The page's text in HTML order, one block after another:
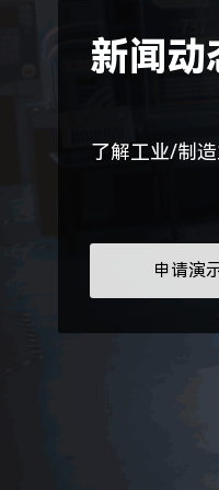
新闻动
了解工业/制
申请演